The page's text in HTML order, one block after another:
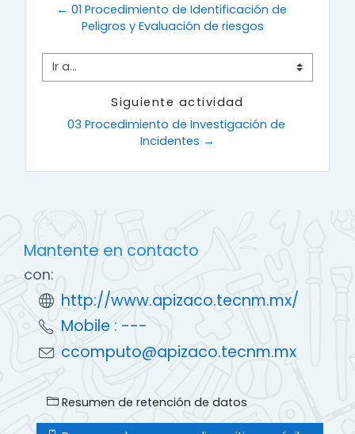
← 01 Procedimiento de Identificación de
Peligros y Evaluación de riesgos
Ir a...
Siguiente actividad
03 Procedimiento de Investigación de
Incidentes →
Mantente en contacto
con:
http://www.apizaco.tecnm.mx/
Mobile : ---
ccomputo@apizaco.tecnm.mx
Resumen de retención de datos